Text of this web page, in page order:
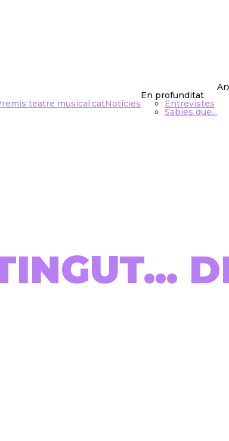
teatre musical.catNotícies
En profunditat
Entrevistes
Sabies que...